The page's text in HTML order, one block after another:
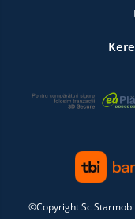
©Copyright Sc